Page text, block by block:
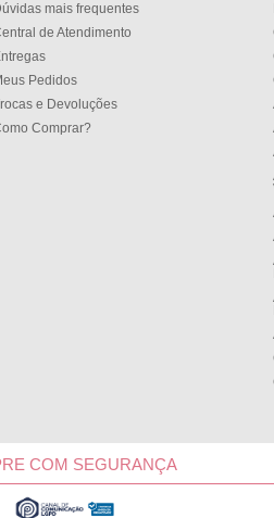
mais frequentes
de Atendimento
Pedidos
e Devoluções
Comprar?
COM SEGURANÇA